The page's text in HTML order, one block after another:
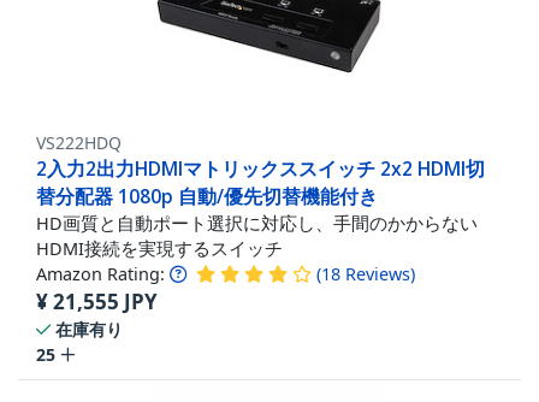
VS222HDQ
2入力2出力HDMIマトリックススイッチ 2x2 HDMI切
替分配器 1080p 自動/優先切替機能付き
HD画質と自動ポート選択に対応し、手間のかからない
HDMI接続を実現するスイッチ
Amazon Rating: (18 Reviews)
¥21,555 JPY
在庫有り
25